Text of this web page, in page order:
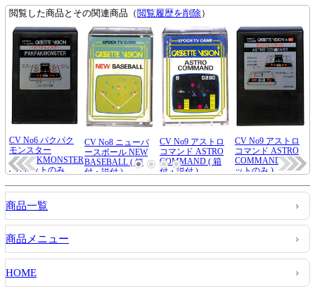
商品一覧
商品メニュー
HOME